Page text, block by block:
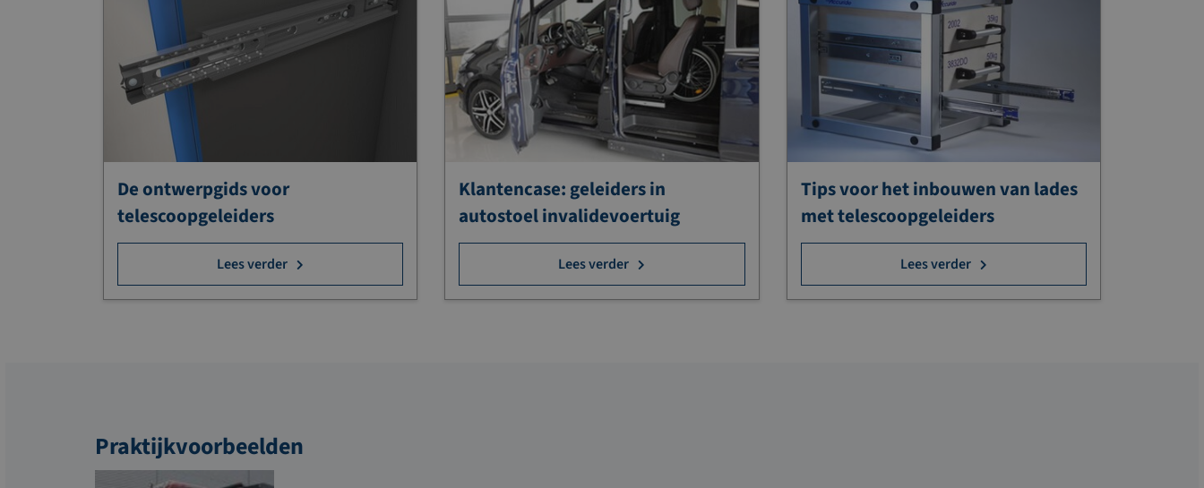
De ontwerpgids voor
telescoopgeleiders
Lees verder
Klantencase: geleiders in
autostoel invalidevoertuig
Lees verder
Tips voor het inbouwen van lades
met telescoopgeleiders
Lees verder
Praktijkvoorbeelden